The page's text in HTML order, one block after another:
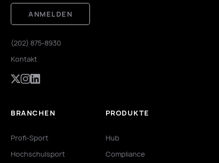
ANMELDEN
(202) 875-8930
Kontakt
BRANCHEN
Profi-Sport
Hochschulsport
PRODUKTE
Hub
Compliance